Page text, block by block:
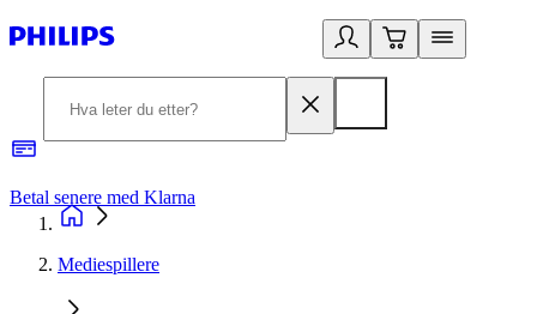
Betal senere med Klarna
Mediespillere